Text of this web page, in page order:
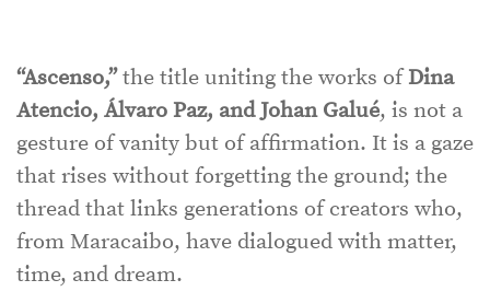
“Ascenso,”the title uniting the works ofDina
Atencio, Álvaro Paz, and Johan Galué, is not a
gesture of vanity but of affirmation. It is a gaze
that rises without forgetting the ground; the
thread that links generations of creators who,
from Maracaibo, have dialogued with matter,
time, and dream.